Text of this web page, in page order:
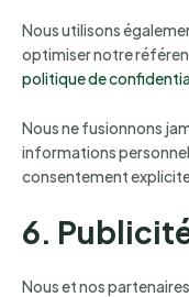
Nous utilisons
optimiser notre
politique de
Nous ne fusionnons
informations
consentement
6.
Nous et nos